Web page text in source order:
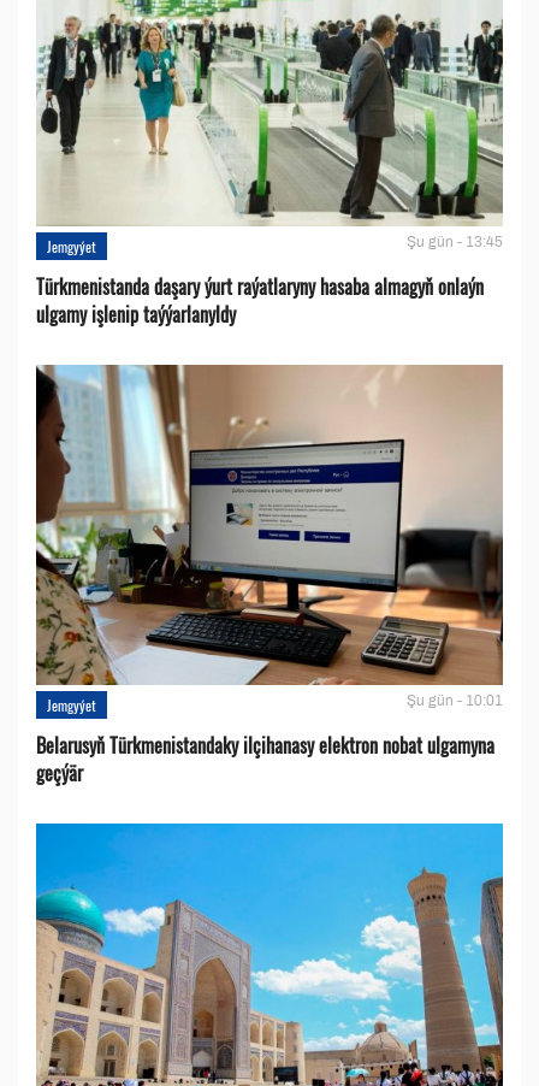
Jemgyýet Şu gün - 13:45
Türkmenistanda daşary ýurt raýatlaryny hasaba almagyň onlaýn
ulgamy işlenip taýýarlanyldy
Jemgyýet Şu gün - 10:01
Belarusyň Türkmenistandaky ilçihanasy elektron nobat ulgamyna
geçýär